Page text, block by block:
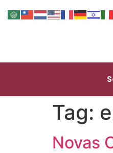
Tag:
Novas